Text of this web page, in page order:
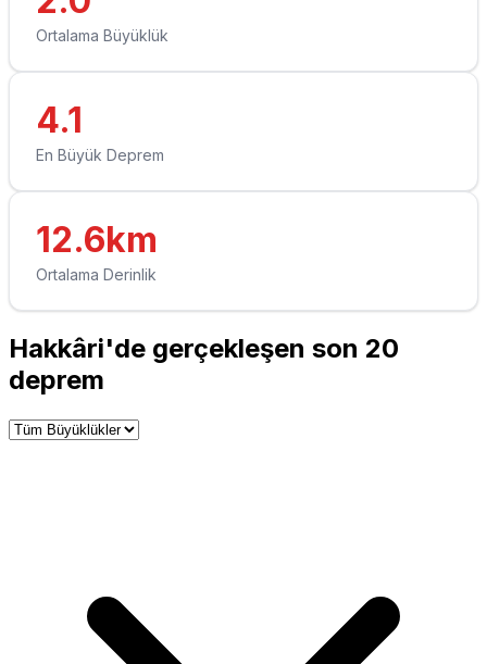
Ortalama Büyüklük
4.1
En Büyük Deprem
12.6km
Ortalama Derinlik
Hakkâri'de gerçekleşen son 20
deprem